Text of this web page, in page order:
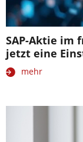
SAP-Aktie im
jetzt eine
mehr